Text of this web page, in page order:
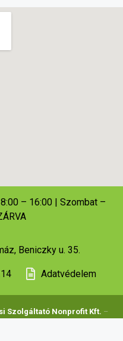
– 16:00 | Szombat –
Beniczky u. 35.
Adatvédelem
Szolgáltató Nonprofit Kft. –